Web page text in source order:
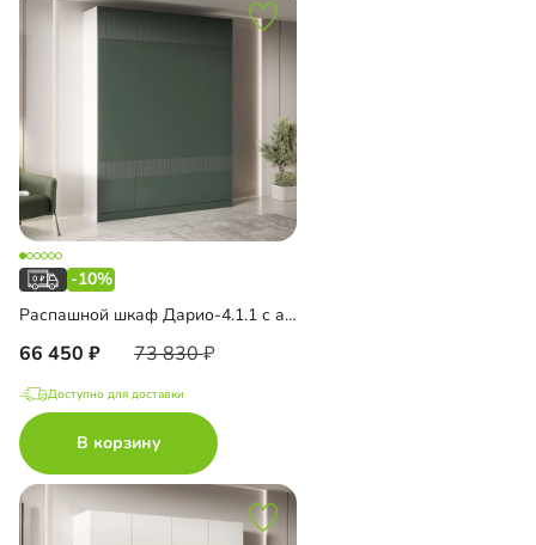
-10%
Распашной шкаф Дарио-4.1.1 с антресолью
66 450 73 830
Доступно для доставки
В корзину